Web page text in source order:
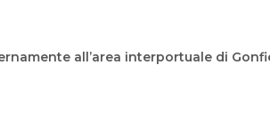
all’area interportuale di